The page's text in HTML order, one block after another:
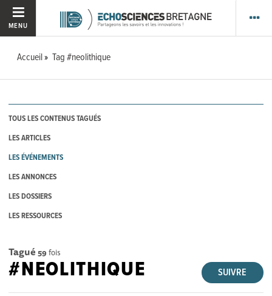
MENU
Accueil Tag #neolithique
TOUS LES CONTENUS TAGUÉS
LES ARTICLES
LES ÉVÉNEMENTS
LES ANNONCES
LES DOSSIERS
LES RESSOURCES
Tagué 59 fois
SUIVRE
#NEOLITHIQUE